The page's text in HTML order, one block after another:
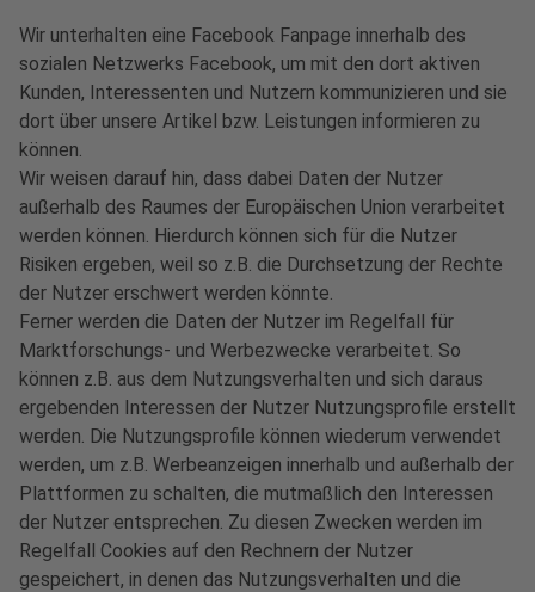
Wir unterhalten eine Facebook Fanpage innerhalb des
sozialen Netzwerks Facebook, um mit den dort aktiven
Kunden, Interessenten und Nutzern kommunizieren und sie
dort über unsere Artikel bzw. Leistungen informieren zu
können.
Wir weisen darauf hin, dass dabei Daten der Nutzer
außerhalb des Raumes der Europäischen Union verarbeitet
werden können. Hierdurch können sich für die Nutzer
Risiken ergeben, weil so z.B. die Durchsetzung der Rechte
der Nutzer erschwert werden könnte.
Ferner werden die Daten der Nutzer im Regelfall für
Marktforschungs- und Werbezwecke verarbeitet. So
können z.B. aus dem Nutzungsverhalten und sich daraus
ergebenden Interessen der Nutzer Nutzungsprofile erstellt
werden. Die Nutzungsprofile können wiederum verwendet
werden, um z.B. Werbeanzeigen innerhalb und außerhalb der
Plattformen zu schalten, die mutmaßlich den Interessen
der Nutzer entsprechen. Zu diesen Zwecken werden im
Regelfall Cookies auf den Rechnern der Nutzer
gespeichert, in denen das Nutzungsverhalten und die